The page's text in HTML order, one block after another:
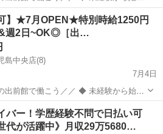
!! 分からないことは先輩STAFFが丁寧
リー 出前館
】★7月OPEN★特別時給1250円
週2日~OK◎［出…
中央店(8)
7月4日
働こう／／ ◆ 未経験から始め
!! 分からないことは先輩STAFFが丁寧
リー 出前館
バー！学歴経験不問で日払い可
代が活躍中》月収29万5680…